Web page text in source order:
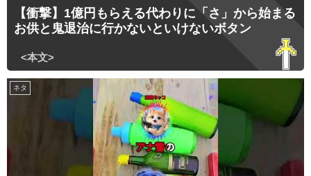
【衝撃】1億円もらえる代わりに「さ」から始まる
お供と鬼退治に行かないといけないボタン
ネタ